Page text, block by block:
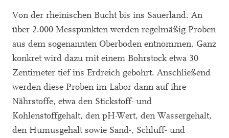
Von der rheinischen Bucht bis ins Sauerland: An
über 2.000 Messpunkten werden regelmäßig Proben
aus dem sogenannten Oberboden entnommen. Ganz
konkret wird dazu mit einem Bohrstock etwa 30
Zentimeter tief ins Erdreich gebohrt. Anschließend
werden diese Proben im Labor dann auf ihre
Nährstoffe, etwa den Stickstoff- und
Kohlenstoffgehalt, den pH-Wert, den Wassergehalt,
den Humusgehalt sowie Sand-, Schluff- und